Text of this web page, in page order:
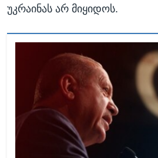
უკრაინას არ მიყიდოს.